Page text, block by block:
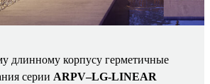
длинному корпусу герметичные
серии ARPV–LG-LINEAR